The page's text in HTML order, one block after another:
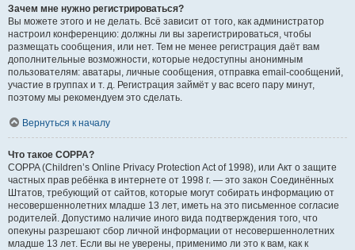
Зачем мне нужно регистрироваться?
Вы можете этого и не делать. Всё зависит от того, как администратор
настроил конференцию: должны ли вы зарегистрироваться, чтобы
размещать сообщения, или нет. Тем не менее регистрация даёт вам
дополнительные возможности, которые недоступны анонимным
пользователям: аватары, личные сообщения, отправка email-сообщений,
участие в группах и т. д. Регистрация займёт у вас всего пару минут,
поэтому мы рекомендуем это сделать.
Вернуться к началу
Что такое COPPA?
COPPA (Children’s Online Privacy Protection Act of 1998), или Акт о защите
частных прав ребёнка в интернете от 1998 г. — это закон Соединённых
Штатов, требующий от сайтов, которые могут собирать информацию от
несовершеннолетних младше 13 лет, иметь на это письменное согласие
родителей. Допустимо наличие иного вида подтверждения того, что
опекуны разрешают сбор личной информации от несовершеннолетних
младше 13 лет. Если вы не уверены, применимо ли это к вам, как к